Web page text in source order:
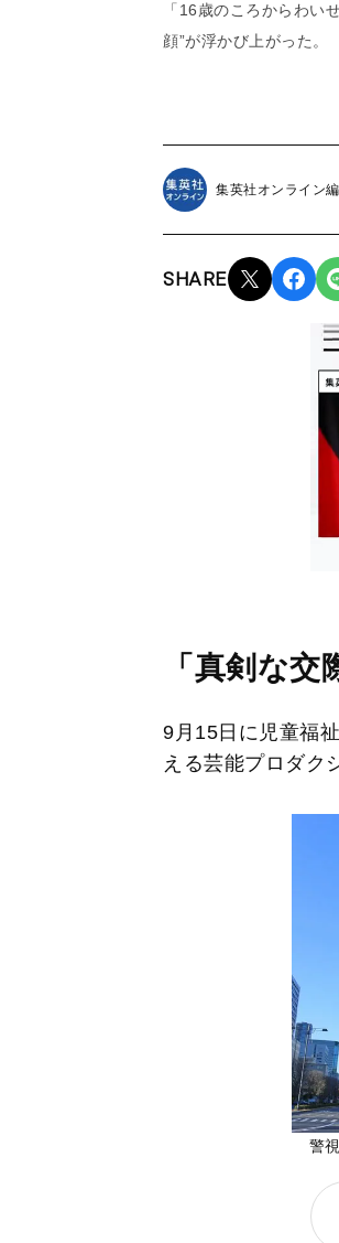
「16歳のころからわい
顔”が浮かび上がった。
集英社オンライン
SHARE
「真剣な
9月15日に児童福
える芸能プロダク
警